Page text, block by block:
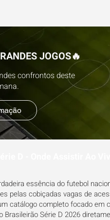
JOGOS🔥
confrontos deste
essência do futebol
pelas cobiçadas vagas de
catálogo completo focado em
Série D 2026